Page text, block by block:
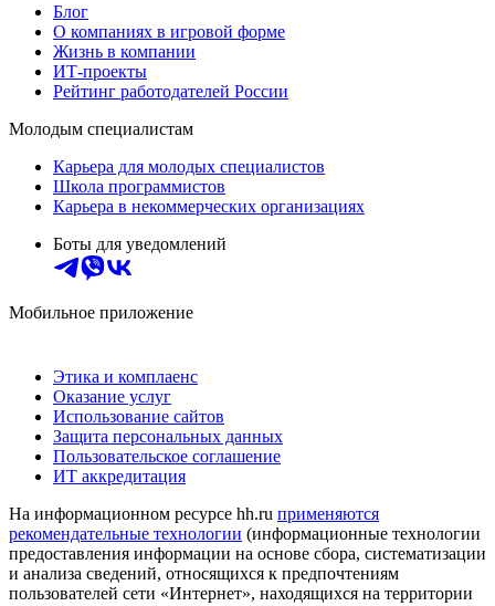
Блог
О компаниях в игровой форме
Жизнь в компании
ИТ-проекты
Рейтинг работодателей России
Молодым специалистам
Карьера для молодых специалистов
Школа программистов
Карьера в некоммерческих организациях
Боты для уведомлений
Мобильное приложение
Этика и комплаенс
Оказание услуг
Использование сайтов
Защита персональных данных
Пользовательское соглашение
ИТ аккредитация
На информационном ресурсе hh.ru применяются
рекомендательные технологии (информационные технологии
предоставления информации на основе сбора, систематизации
и анализа сведений, относящихся к предпочтениям
пользователей сети «Интернет», находящихся на территории